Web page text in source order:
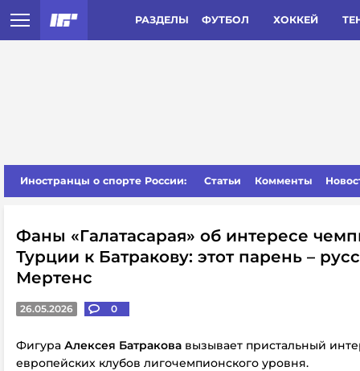
РАЗДЕЛЫ ФУТБОЛ ХОККЕЙ
Иностранцы о спорте России: Статьи Комменты
Фаны «Галатасарая» об интересе
Турции к Батракову: этот парень –
Мертенс
26.05.2026 0
Фигура Алексея Батракова вызывает пристальный
европейских клубов лигочемпионского уровня.